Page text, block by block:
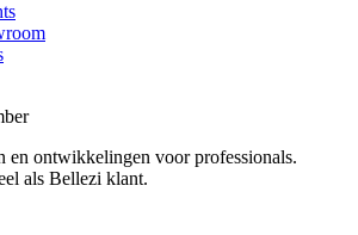
en ontwikkelingen voor professionals.
als Bellezi klant.